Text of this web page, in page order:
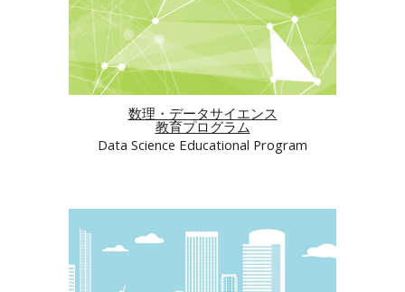
数理・データサイエンス
教育プログラム
Data Science Educational Program